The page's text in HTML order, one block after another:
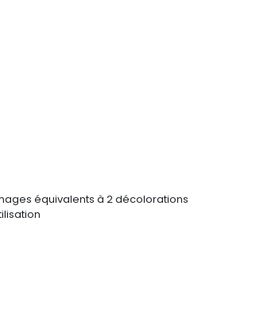
équivalents à 2 décolorations